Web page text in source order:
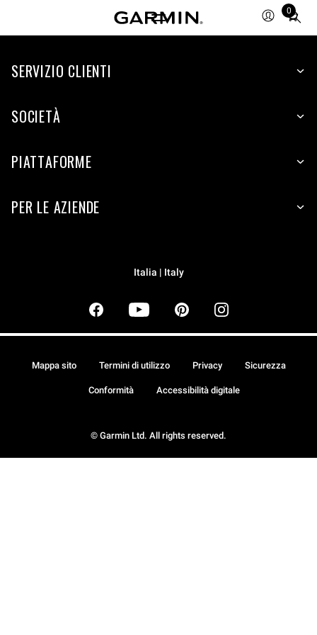
0
Total
items
cart:
SERVIZIO CLIENTI
SOCIETÀ
PIATTAFORME
PER LE AZIENDE
Italia | Italy
© Garmin Ltd. All rights reserved.
Mappa sito Termini di utilizzo Privacy Sicurezza
Conformità Accessibilità digitale